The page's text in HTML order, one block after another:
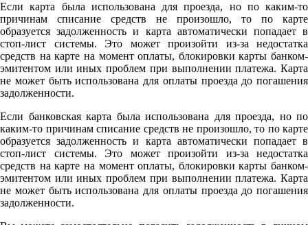
Если карта была использована для проезда, но по каким-то
причинам списание средств не произошло, то по карте
образуется задолженность и карта автоматически попадает в
стоп-лист системы. Это может произойти из-за недостатка
средств на карте на момент оплаты, блокировки карты банком-
эмитентом или иных проблем при выполнении платежа. Карта
не может быть использована для оплаты проезда до погашения
задолженности.
Если банковская карта была использована для проезда, но по
каким-то причинам списание средств не произошло, то по карте
образуется задолженность и карта автоматически попадает в
стоп-лист системы. Это может произойти из-за недостатка
средств на карте на момент оплаты, блокировки карты банком-
эмитентом или иных проблем при выполнении платежа. Карта
не может быть использована для оплаты проезда до погашения
задолженности.